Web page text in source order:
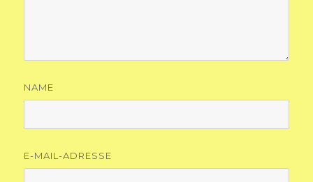
NAME
E-MAIL-ADRESSE